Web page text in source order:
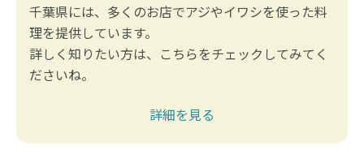
千葉県には、多くのお店でアジやイワシを使った料
理を提供しています。
詳しく知りたい方は、こちらをチェックしてみてく
ださいね。
詳細を見る